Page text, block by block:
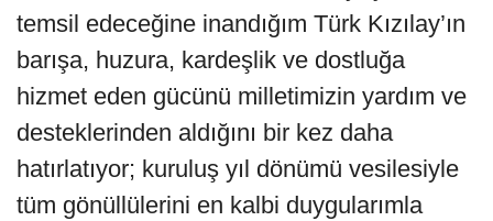
temsil edeceğine inandığım Türk Kızılay’ın
barışa, huzura, kardeşlik ve dostluğa
hizmet eden gücünü milletimizin yardım ve
desteklerinden aldığını bir kez daha
hatırlatıyor; kuruluş yıl dönümü vesilesiyle
tüm gönüllülerini en kalbi duygularımla